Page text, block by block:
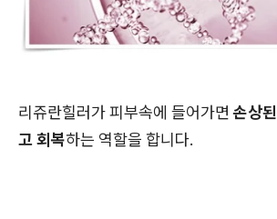
리쥬란힐러가 피부속에 들어가면손상
고 회복하는 역할을 합니다.